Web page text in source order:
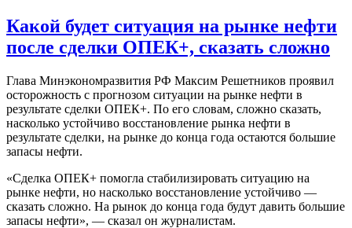
Какой будет ситуация на рынке нефти
после сделки ОПЕК+, сказать сложно
Глава Минэкономразвития РФ Максим Решетников проявил
осторожность с прогнозом ситуации на рынке нефти в
результате сделки ОПЕК+. По его словам, сложно сказать,
насколько устойчиво восстановление рынка нефти в
результате сделки, на рынке до конца года остаются большие
запасы нефти.
«Сделка ОПЕК+ помогла стабилизировать ситуацию на
рынке нефти, но насколько восстановление устойчиво —
сказать сложно. На рынок до конца года будут давить большие
запасы нефти», — сказал он журналистам.